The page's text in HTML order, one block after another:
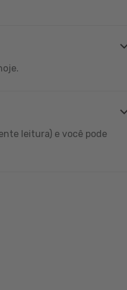
leitura) e você pode